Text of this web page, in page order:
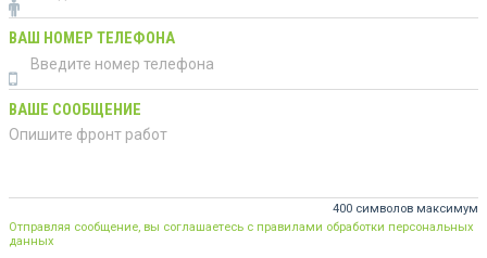
ВАШ НОМЕР ТЕЛЕФОНА
ВАШЕ СООБЩЕНИЕ
400 символов максимум
Отправляя сообщение, вы соглашаетесь с правилами обработки персональных
данных